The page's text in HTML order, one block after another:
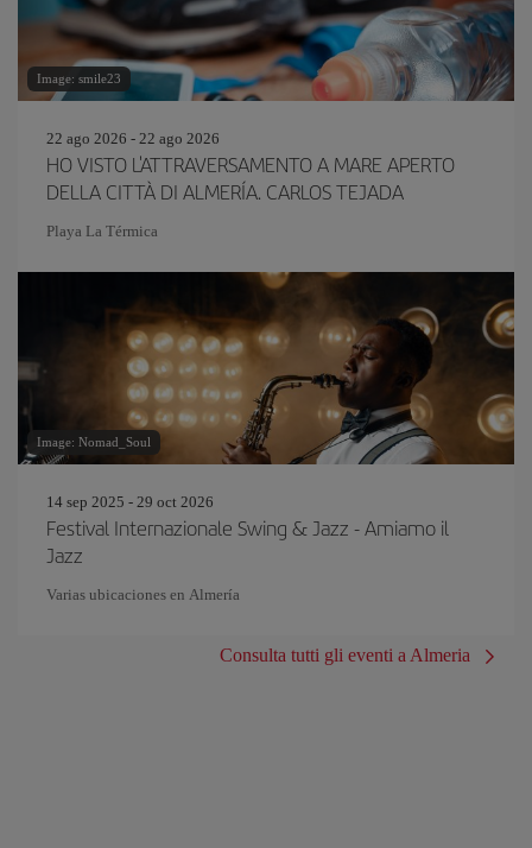
Image: smile23
22 ago 2026 - 22 ago 2026
HO VISTO L'ATTRAVERSAMENTO A MARE APERTO
DELLA CITTÀ DI ALMERÍA. CARLOS TEJADA
Playa La Térmica
Image: Nomad_Soul
14 sep 2025 - 29 oct 2026
Festival Internazionale Swing & Jazz - Amiamo il
Jazz
Varias ubicaciones en Almería
Consulta tutti gli eventi a Almeria